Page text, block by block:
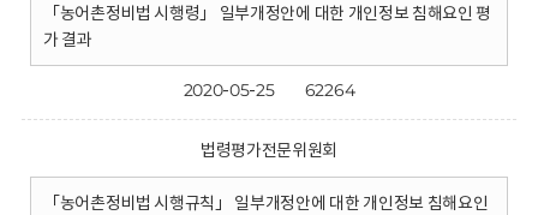
「농어촌정비법 시행령」 일부개정안에 대한 개인정보 침해요인 평
가 결과
2020-05-25 62264
법령평가전문위원회
「농어촌정비법 시행규칙」 일부개정안에 대한 개인정보 침해요인